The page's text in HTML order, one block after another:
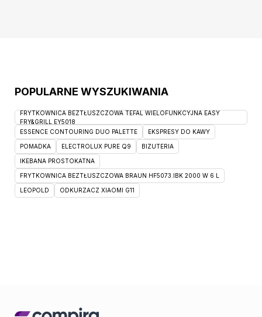
POPULARNE WYSZUKIWANIA
FRYTKOWNICA BEZTŁUSZCZOWA TEFAL WIELOFUNKCYJNA EASY
FRY&GRILL EY5018
ESSENCE CONTOURING DUO PALETTE
EKSPRESY DO KAWY
POMADKA ELECTROLUX PURE Q9 BIZUTERIA
IKEBANA PROSTOKATNA
FRYTKOWNICA BEZTŁUSZCZOWA BRAUN HF5073.IBK 2000 W 6 L
LEOPOLD ODKURZACZ XIAOMI G11